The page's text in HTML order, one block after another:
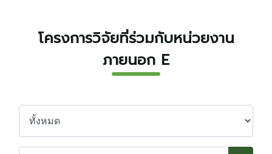
โครงการวิจัยที่ร่วมกับหน่วยงาน
ภายนอก E